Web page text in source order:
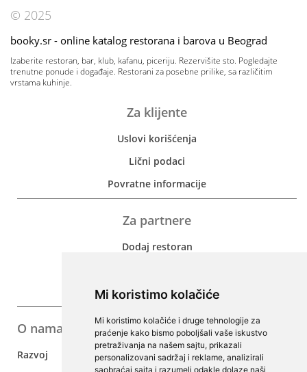
Mi koristimo kolačiće
Mi koristimo kolačiće i druge tehnologije za
praćenje kako bismo poboljšali vaše iskustvo
pretraživanja na našem sajtu, prikazali
personalizovani sadržaj i reklame, analizirali
saobraćaj sajta i razumeli odakle dolaze naši
© 2025
booky.sr - online katalog restorana i barova u Beograd
Izaberite restoran, bar, klub, kafanu, piceriju. Rezervišite sto. Pogledajte
trenutne ponude i događaje. Restorani za posebne prilike, sa različitim
vrstama kuhinje.
Za klijente
Uslovi korišćenja
Lični podaci
Povratne informacije
Za partnere
Dodaj restoran
Oglasi
O nama
Razvoj